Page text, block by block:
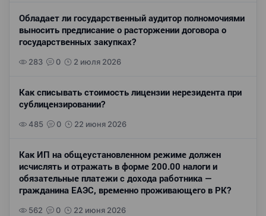
Обладает ли государственный аудитор полномочиями
выносить предписание о расторжении договора о
государственных закупках?
283 0 2 июля 2026
Как списывать стоимость лицензии нерезидента при
сублицензировании?
485 0 22 июня 2026
Как ИП на общеустановленном режиме должен
исчислять и отражать в форме 200.00 налоги и
обязательные платежи с дохода работника —
гражданина ЕАЭС, временно проживающего в РК?
562 0 22 июня 2026